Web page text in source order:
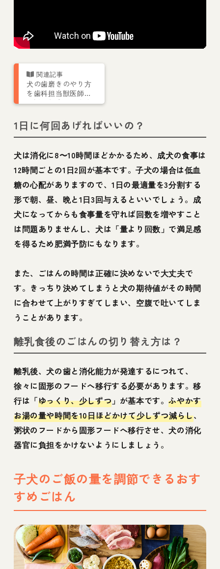
犬の歯磨きのやり方
を歯科担当獣医師が
解説！頻度、おすす
介
1日に何回あげればいいの？
犬は消化に8〜10時間ほどかかるため、成犬の食事は
12時間ごとの1日2回が基本です。子犬の場合は低血
糖の心配がありますので、1日の最適量を3分割する
形で朝、昼、晩と1日3回与えるといいでしょう。成
犬になってからも食事量を守れば回数を増やすこと
は問題ありませんし、犬は「量より回数」で満足感
を得るため肥満予防にもなります。
また、ごはんの時間は正確に決めないで大丈夫で
す。きっちり決めてしまうと犬の期待値がその時間
に合わせて上がりすぎてしまい、空腹で吐いてしま
うことがあります。
離乳食後のごはんの切り替え方は？
離乳後、犬の歯と消化能力が発達するにつれて、
徐々に固形のフードへ移行する必要があります。移
行は「ゆっくり、少しずつ 」が基本です。ふやかす
お湯の量や時間を10日ほどかけて少しずつ減らし、
粥状のフードから固形フードへ移行させ、犬の消化
器官に負担をかけないようにしましょう。
子犬のご飯の量を調節できるおす
すめごはん